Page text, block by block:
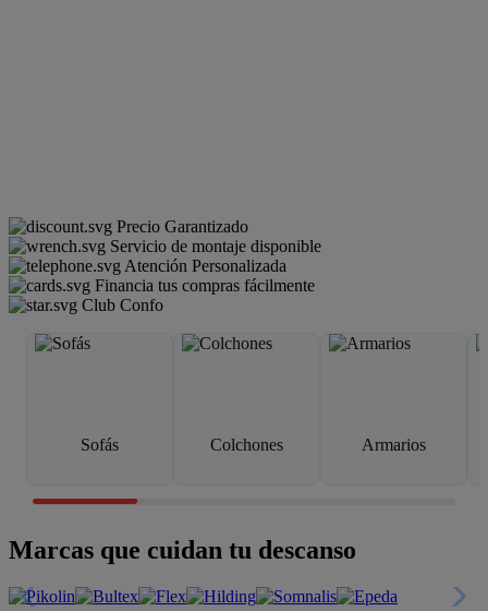
Precio Garantizado
Servicio de montaje disponible
Atención Personalizada
Financia tus compras fácilmente
Club Confo
Sofás Colchones Armarios
Marcas que cuidan tu descanso